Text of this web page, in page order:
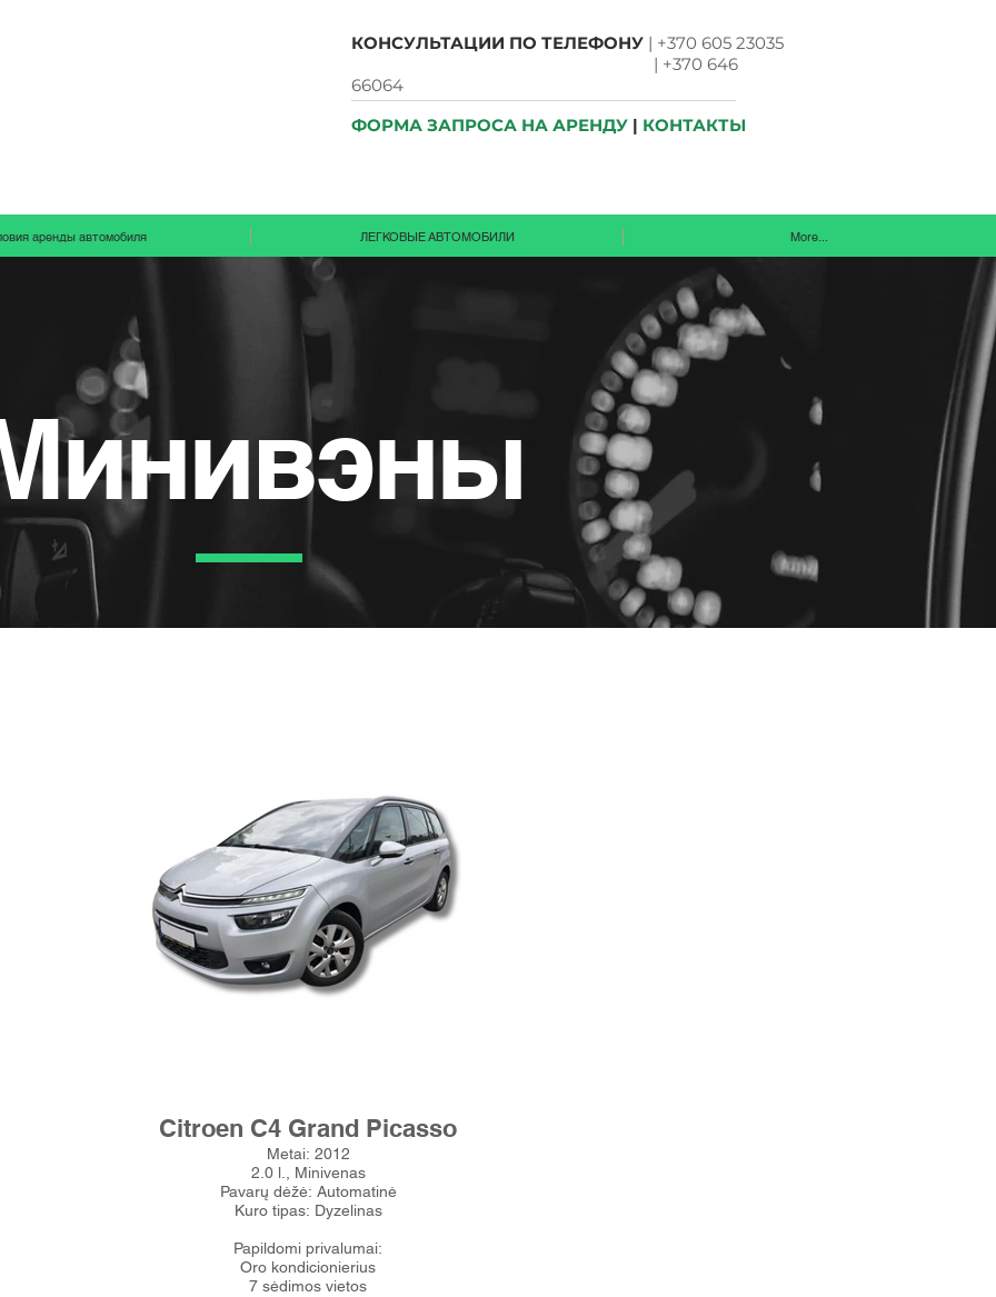
КОНСУЛЬТАЦИИ ПО ТЕЛЕФОНУ | +370 605 23035
| +370 646
66064
ФОРМА ЗАПРОСА НА АРЕНДУ | КОНТАКТЫ
аpeнды автомобиля ЛЕГКОВЫЕ АВТОМОБИЛИ More...
Citroen C4 Grand Picasso
Metai: 2012
2.0 l., Minivenas
Pavarų dėžė: Automatinė
Kuro tipas: Dyzelinas
Papildomi privalumai:
Oro kondicionierius
7 sėdimos vietos